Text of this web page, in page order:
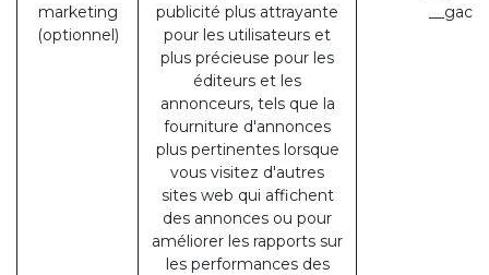
marketing
(optionnel)
publicité plus attrayante
pour les utilisateurs et
plus précieuse pour les
éditeurs et les
annonceurs, tels que la
fourniture d'annonces
plus pertinentes lorsque
vous visitez d'autres
sites web qui affichent
des annonces ou pour
améliorer les rapports sur
les performances des
__gac